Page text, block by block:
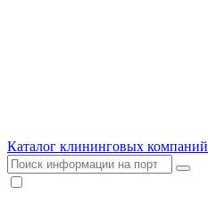
Каталог клининговых компаний